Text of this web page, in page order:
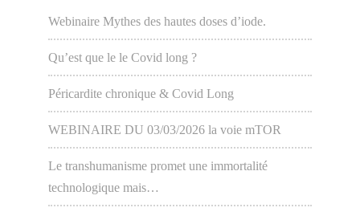
Webinaire Mythes des hautes doses d’iode.
Qu’est que le le Covid long ?
Péricardite chronique & Covid Long
WEBINAIRE DU 03/03/2026 la voie mTOR
Le transhumanisme promet une immortalité
technologique mais…